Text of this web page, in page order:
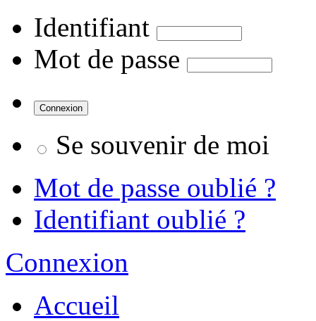
Identifiant
Mot de passe
Se souvenir de moi
Mot de passe oublié ?
Identifiant oublié ?
Connexion
Accueil